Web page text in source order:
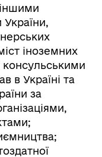
іноземних
в Україні та
за